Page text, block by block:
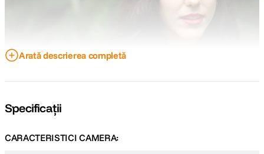
Transformati momentele de inspiratie în filme creative în format Full HD
sau folositi functia Video Snapshot pentru a surprinde pur si simplu
Arată descrierea completă
Specificații
CARACTERISTICI CAMERA: